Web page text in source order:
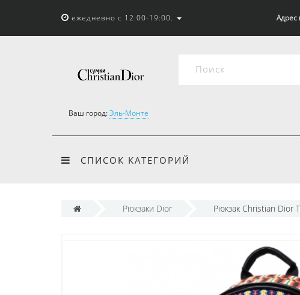
ежедневно с 12:00-19:00. Адрес
Ваш город:Эль-Монте
СПИСОК КАТЕГОРИЙ
Рюкзаки Dior Рюкзак Christian Dior